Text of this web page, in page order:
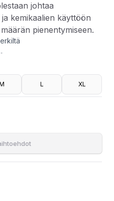
johtaa
kemikaalien käyttöön
pienentymiseen.
pääosin kierrätetyistä
jätteistä. Käyttämällä
voimme vähentää
puolestaan johtaa
käyttöön sekä
L XL